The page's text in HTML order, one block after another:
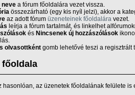
nevea fórum főoldalára vezet vissza.
összezárható (egy kis nyíl jelzi), akkor a
az adott fórum üzeneteinek főoldaláravezet.
leírja a fórum tartalmát, és linkelhet
és Nincsenek új hozzászólások
olvasottkéntgomb lehetővé teszi a regisztrált
főoldala
hasonlóan, az üzenetek főoldalának felülete